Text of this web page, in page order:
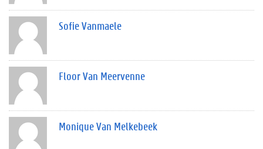
Sofie Vanmaele
Floor Van Meervenne
Monique Van Melkebeek